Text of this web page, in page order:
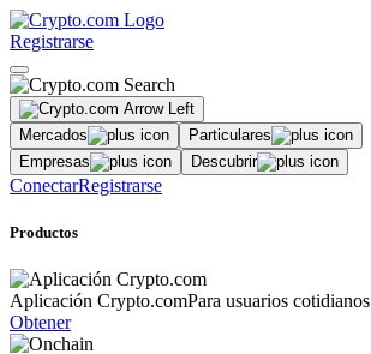
Registrarse
Mercados
Particulares
Empresas
Descubrir
ConectarRegistrarse
Productos
Aplicación Crypto.comPara usuarios cotidianos
Obtener